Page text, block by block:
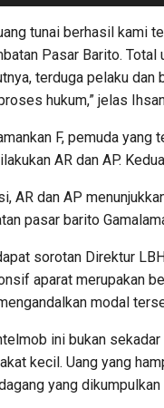
tunai berhasil kami
Pasar Barito. Total
terduga pelaku
hukum,” jelas
F, pemuda yang
AR dan AP.
AR dan AP
pasar barito
sorotan Direktur
aparat merupakan
modal
ini bukan
kecil. Uang yang
yang